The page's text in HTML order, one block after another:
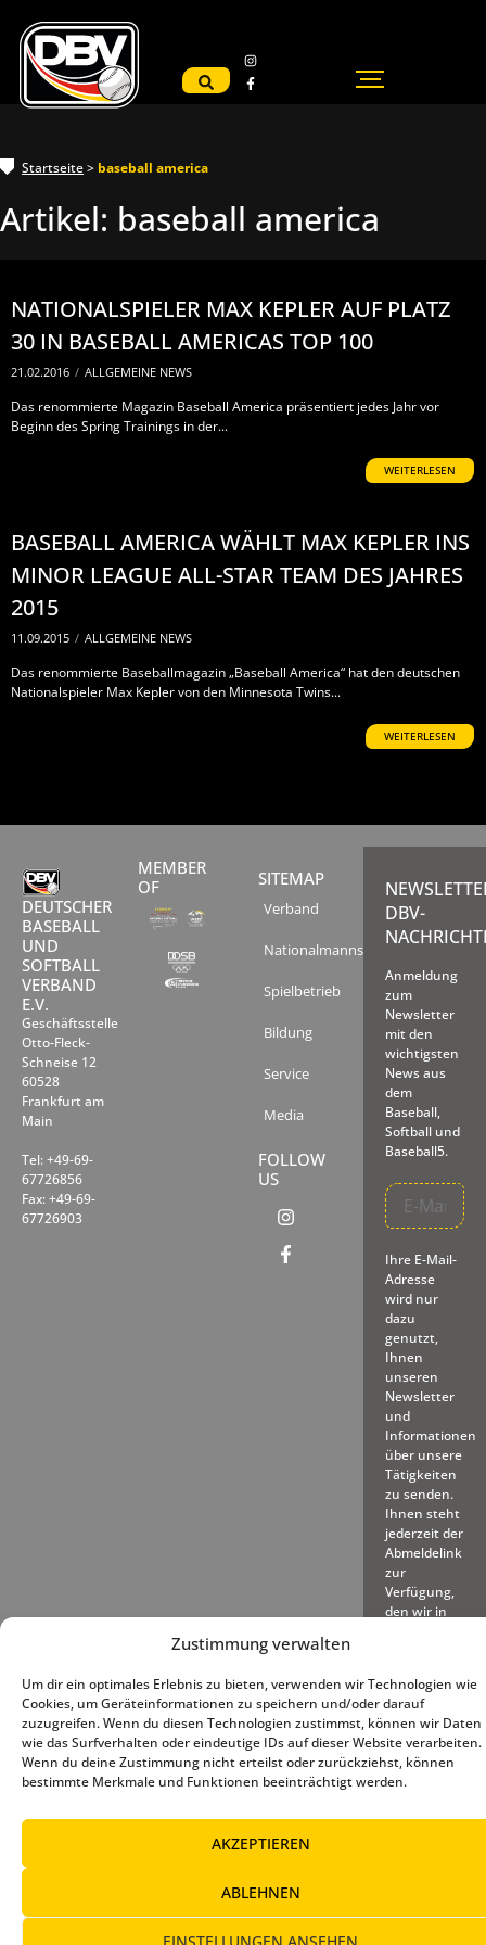
Zustimmung verwalten
Um dir ein optimales Erlebnis zu bieten, verwenden wir Technologien wie
Cookies, um Geräteinformationen zu speichern und/oder darauf
zuzugreifen. Wenn du diesen Technologien zustimmst, können wir Daten
wie das Surfverhalten oder eindeutige IDs auf dieser Website verarbeiten.
Wenn du deine Zustimmung nicht erteilst oder zurückziehst, können
bestimmte Merkmale und Funktionen beeinträchtigt werden.
AKZEPTIEREN
ABLEHNEN
EINSTELLUNGEN ANSEHEN
Startseite> baseball america
Artikel: baseball america
NATIONALSPIELER MAX KEPLER AUF PLATZ
30 IN BASEBALL AMERICAS TOP 100
21.02.2016 / ALLGEMEINE NEWS
Das renommierte Magazin Baseball America präsentiert jedes Jahr vor
Beginn des Spring Trainings in der...
WEITERLESEN
BASEBALL AMERICA WÄHLT MAX KEPLER INS
MINOR LEAGUE ALL-STAR TEAM DES JAHRES
2015
11.09.2015 / ALLGEMEINE NEWS
Das renommierte Baseballmagazin „Baseball America“ hat den deutschen
Nationalspieler Max Kepler von den Minnesota Twins...
WEITERLESEN
DEUTSCHER
BASEBALL
UND
SOFTBALL
VERBAND
E.V.
Geschäftsstelle
Otto-Fleck-
Schneise 12
60528
Frankfurt am
Main
Tel: +49-69-
67726856
Fax: +49-69-
67726903
MEMBER
OF
SITEMAP
Verband
Nationalmannschaften
Spielbetrieb
Bildung
Service
Media
FOLLOW
US
DBV-
Anmeldung
zum
Newsletter
mit den
wichtigsten
News aus
dem
Baseball,
Softball und
Baseball5.
Ihre E-Mail-
Adresse
wird nur
dazu
genutzt,
Ihnen
unseren
Newsletter
und
Informationen
über unsere
Tätigkeiten
zu senden.
Ihnen steht
jederzeit der
Abmeldelink
zur
Verfügung,
den wir in
einfügen.
Cookie-Richtlinie (EU)